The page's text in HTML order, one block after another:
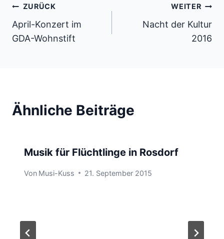
Beitragsnavigation
ZURÜCK
April-Konzert im
GDA-Wohnstift
WEITER
Nacht der Kultur
2016
Ähnliche Beiträge
Musik für Flüchtlinge in Rosdorf
Von Musi-Kuss 21. September 2015